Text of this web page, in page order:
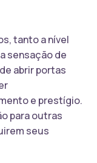
tanto a nível
sensação de
abrir portas
e prestígio.
para outras
seus